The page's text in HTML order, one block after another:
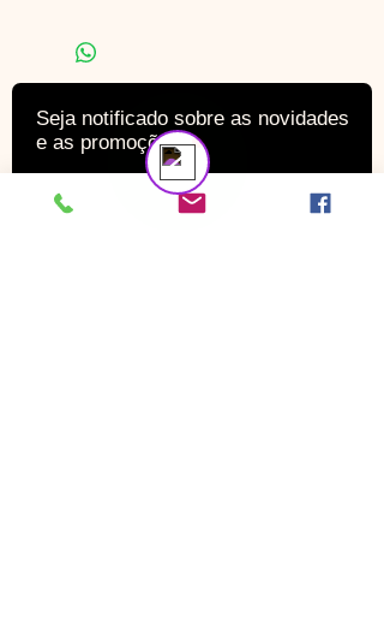
Seja notificado sobre as novidades
e as promoções
🔎 Encontre suas respostas conosco